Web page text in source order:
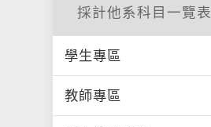
採計他系科目一覽表
學生專區
教師專區